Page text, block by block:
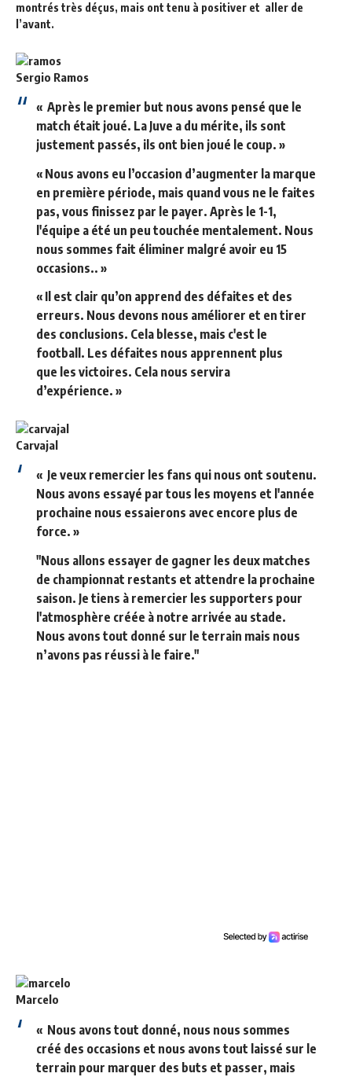
montrés très déçus, mais ont tenu à positiver et aller de
l’avant.
Sergio Ramos
« Après le premier but nous avons pensé que le
match était joué. La Juve a du mérite, ils sont
justement passés, ils ont bien joué le coup. »
« Nous avons eu l’occasion d’augmenter la marque
en première période, mais quand vous ne le faites
pas, vous finissez par le payer. Après le 1-1,
l'équipe a été un peu touchée mentalement. Nous
nous sommes fait éliminer malgré avoir eu 15
occasions.. »
« Il est clair qu’on apprend des défaites et des
erreurs. Nous devons nous améliorer et en tirer
des conclusions. Cela blesse, mais c'est le
football. Les défaites nous apprennent plus
que les victoires. Cela nous servira
d’expérience. »
Carvajal
« Je veux remercier les fans qui nous ont soutenu.
Nous avons essayé par tous les moyens et l'année
prochaine nous essaierons avec encore plus de
force. »
"Nous allons essayer de gagner les deux matches
de championnat restants et attendre la prochaine
saison. Je tiens à remercier les supporters pour
l'atmosphère créée à notre arrivée au stade.
Nous avons tout donné sur le terrain mais nous
n’avons pas réussi à le faire."
Marcelo
« Nous avons tout donné, nous nous sommes
créé des occasions et nous avons tout laissé sur le
terrain pour marquer des buts et passer, mais